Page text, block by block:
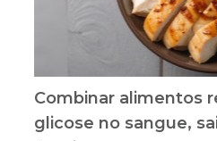
Combinar alimentos
glicose no sangue,